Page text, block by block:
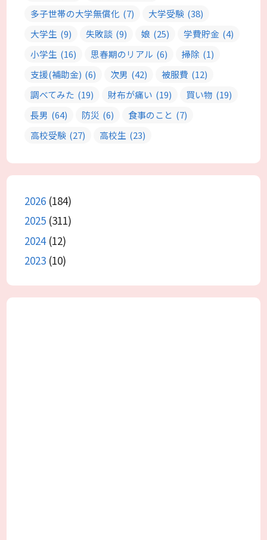
多子世帯の大学無償化 (7) 大学受験 (38)
大学生 (9) 失敗談 (9) 娘 (25) 学費貯金 (4)
小学生 (16) 思春期のリアル (6) 掃除 (1)
支援(補助金) (6) 次男 (42) 被服費 (12)
調べてみた (19) 財布が痛い (19) 買い物 (19)
長男 (64) 防災 (6) 食事のこと (7)
高校受験 (27) 高校生 (23)
2026 (184)
2025 (311)
2024(12)
2023 (10)